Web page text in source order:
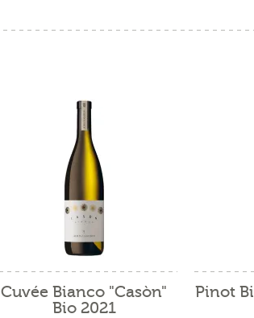
Cuvée Bianco "Casòn"
Bio 2021
Pinot